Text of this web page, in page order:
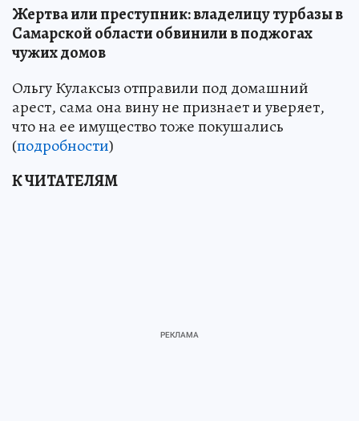
Жертва или преступник: владелицу турбазы в
Самарской области обвинили в поджогах
чужих домов
Ольгу Кулаксыз отправили под домашний
арест, сама она вину не признает и уверяет,
что на ее имущество тоже покушались
(подробности)
К ЧИТАТЕЛЯМ